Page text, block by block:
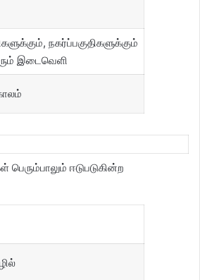
நகர்ப்பகுதிகளுக்கும்
இடைவெளி
ஈடுபடுகின்ற